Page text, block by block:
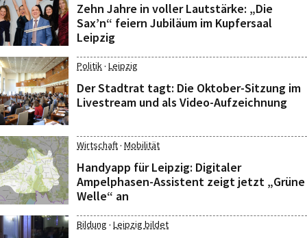
Zehn Jahre in voller Lautstärke: „Die
Sax’n“ feiern Jubiläum im Kupfersaal
Leipzig
Politik· Leipzig
Der Stadtrat tagt: Die Oktober-Sitzung im
Livestream und als Video-Aufzeichnung
Wirtschaft· Mobilität
Handyapp für Leipzig: Digitaler
Ampelphasen-Assistent zeigt jetzt „Grüne
Welle“ an
Bildung · Leipzig bildet